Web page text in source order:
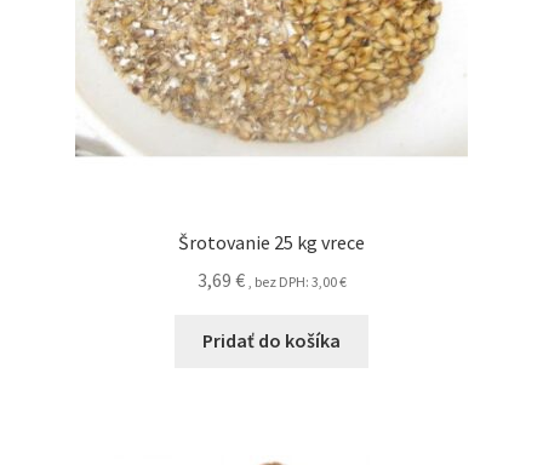
Šrotovanie 25 kg vrece
3,69 € , bez DPH: 3,00€
Pridať do košíka